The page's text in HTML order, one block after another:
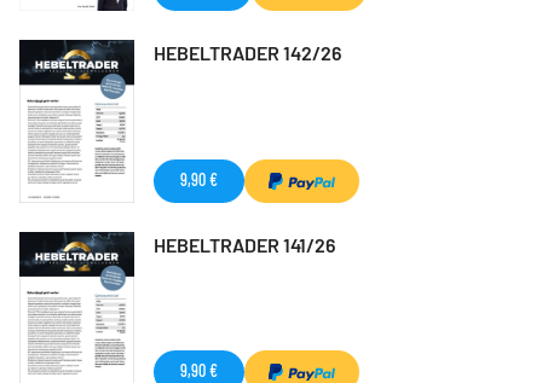
HEBELTRADER 142/26
9,90 €
HEBELTRADER 141/26
9,90 €